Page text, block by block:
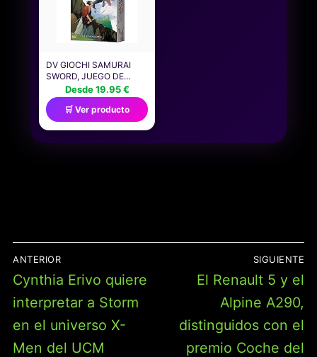
DV GIOCHI SAMURAI
SWORD, JUEGO DE
MESA DE ROLES
OCULTOS, ESTRATEGIA
Y COMBATE EN EL
JAPÓN FEUDAL,
SISTEMA DE JUEGO
BANG!, A PARTIR DE 8
Desde 19.95 €
🛒 Ver producto
DE
ENTRADAS
ANTERIOR
Entrada
anterior:
Cynthia Erivo quiere
interpretar a Storm
en el universo X-
Men del UCM
SIGUIENTE
Entrada
siguiente:
El Renault 5 y el
Alpine A290,
distinguidos con el
premio Coche del